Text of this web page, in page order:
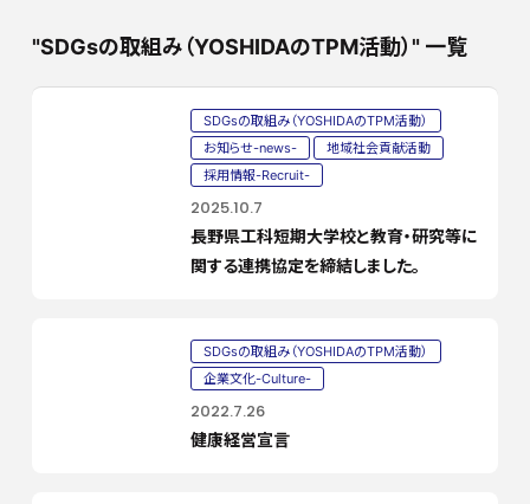
"SDGsの取組み（YOSHIDAのTPM活動）" 一覧
SDGsの取組み（YOSHIDAのTPM活動）
お知らせ-news-
地域社会貢献活動
採用情報-Recruit-
2025.10.7
長野県工科短期大学校と教育・研究等に
関する連携協定を締結しました。
SDGsの取組み（YOSHIDAのTPM活動）
企業文化-Culture-
2022.7.26
健康経営宣言